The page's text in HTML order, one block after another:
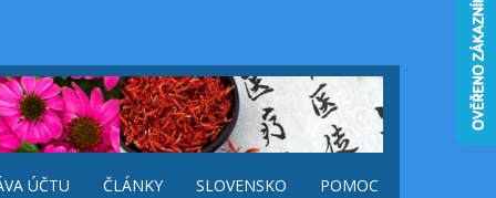
ÚČTU ČLÁNKY SLOVENSKO POMOC